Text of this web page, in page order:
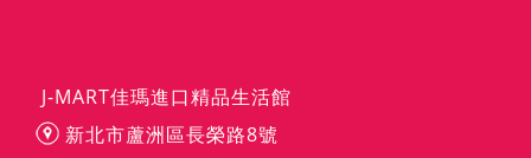
J-MART佳瑪進口精品生活館
新北市蘆洲區長榮路8號